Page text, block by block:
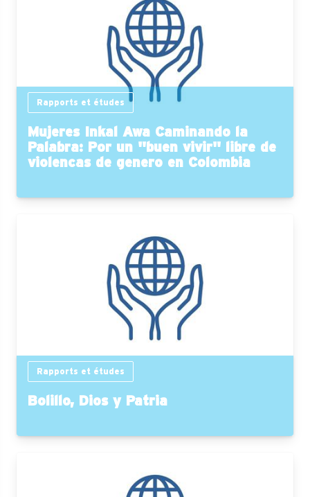
Rapports et études
Mujeres Inkal Awa Caminando la
Palabra: Por un "buen vivir" libre de
violencas de genero en Colombia
Rapports et études
Bolillo, Dios y Patria